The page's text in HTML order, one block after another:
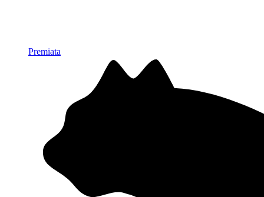
Premiata